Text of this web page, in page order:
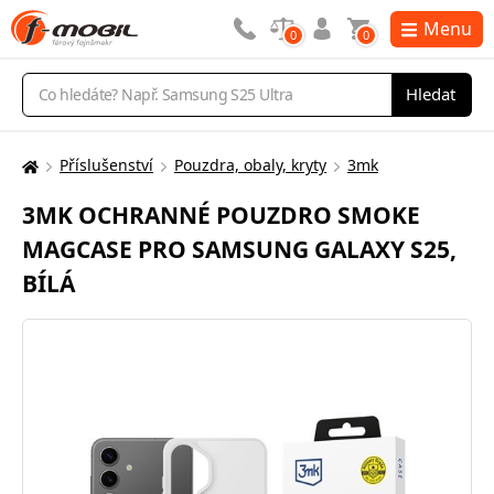
Vyhledávání
Hledat
0 0 Menu
Zde
nacházíte:
Příslušenství Pouzdra, obaly, kryty 3mk
3MK OCHRANNÉ POUZDRO SMOKE
MAGCASE PRO SAMSUNG GALAXY S25,
BÍLÁ